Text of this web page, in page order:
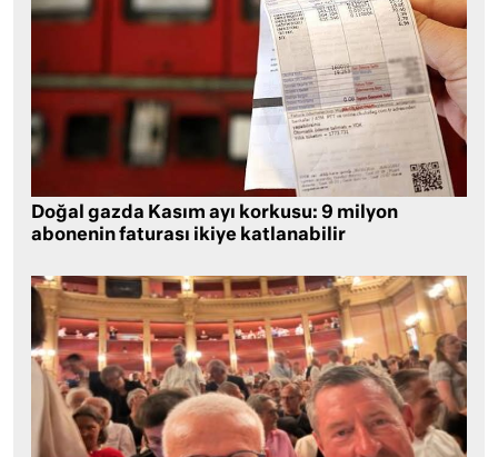
Doğal gazda Kasım ayı korkusu: 9 milyon
abonenin faturası ikiye katlanabilir